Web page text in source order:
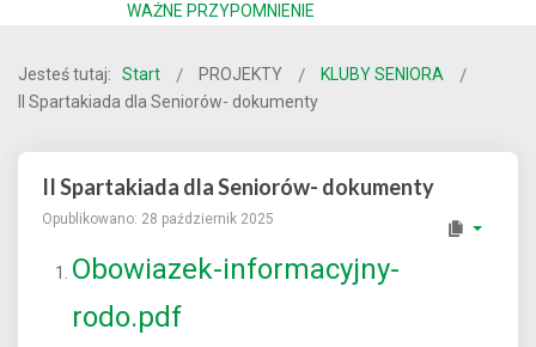
WAŻNE PRZYPOMNIENIE
Jesteś tutaj: Start PROJEKTY
KLUBY SENIORA
II Spartakiada dla Seniorów- dokumenty
II Spartakiada dla Seniorów- dokumenty
Opublikowano: 28 październik 2025
Obowiazek-informacyjny-
rodo.pdf